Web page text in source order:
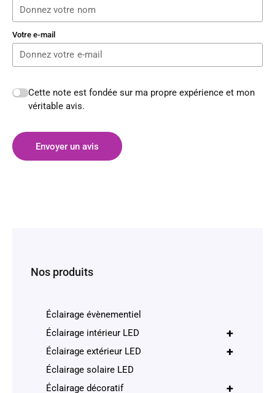
Votre e-mail
Cette note est fondée sur ma propre expérience et mon
véritable avis.
Envoyer un avis
Nos produits
Éclairage évènementiel
+
Éclairage intérieur LED
+
Éclairage extérieur LED
Éclairage solaire LED
+
Éclairage décoratif